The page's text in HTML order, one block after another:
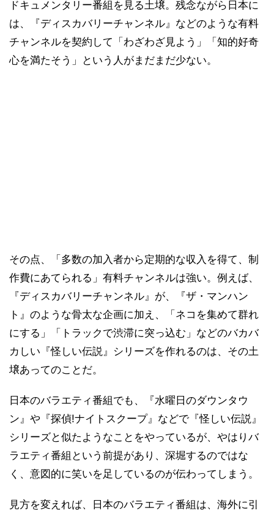
ドキュメンタリー番組を見る土壌。残念ながら日本に
は、『ディスカバリーチャンネル』などのような有料
チャンネルを契約して「わざわざ見よう」「知的好奇
心を満たそう」という人がまだまだ少ない。
その点、「多数の加入者から定期的な収入を得て、制
作費にあてられる」有料チャンネルは強い。例えば、
『ディスカバリーチャンネル』が、『ザ・マンハン
ト』のような骨太な企画に加え、「ネコを集めて群れ
にする」「トラックで渋滞に突っ込む」などのバカバ
カしい『怪しい伝説』シリーズを作れるのは、その土
壌あってのことだ。
日本のバラエティ番組でも、『水曜日のダウンタウ
ン』や『探偵!ナイトスクープ』などで『怪しい伝説』
シリーズと似たようなことをやっているが、やはりバ
ラエティ番組という前提があり、深堀するのではな
く、意図的に笑いを足しているのが伝わってしまう。
見方を変えれば、日本のバラエティ番組は、海外に引